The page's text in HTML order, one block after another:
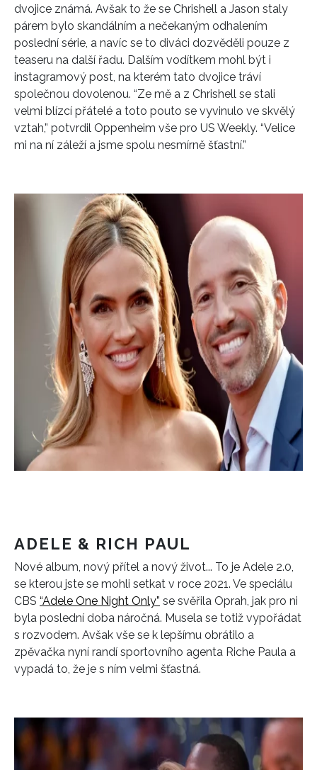
INFORMACE
REDAKCE
dvojice známá. Avšak to že se Chrishell a Jason staly
párem bylo skandálním a nečekaným odhalením
poslední série, a navíc se to diváci dozvěděli pouze z
teaseru na další řadu. Dalším vodítkem mohl být i
instagramový post, na kterém tato dvojice tráví
společnou dovolenou. “Ze mě a z Chrishell se stali
velmi blízcí přátelé a toto pouto se vyvinulo ve skvělý
vztah,” potvrdil Oppenheim vše pro US Weekly. “Velice
mi na ní záleží a jsme spolu nesmírně šťastní.”
ADELE & RICH PAUL
Nové album, nový přítel a nový život... To je Adele 2.0,
se kterou jste se mohli setkat v roce 2021. Ve speciálu
CBS “Adele One Night Only” se svěřila Oprah, jak pro ni
byla poslední doba náročná. Musela se totiž vypořádat
s rozvodem. Avšak vše se k lepšímu obrátilo a
zpěvačka nyní randí sportovního agenta Riche Paula a
vypadá to, že je s ním velmi šťastná.